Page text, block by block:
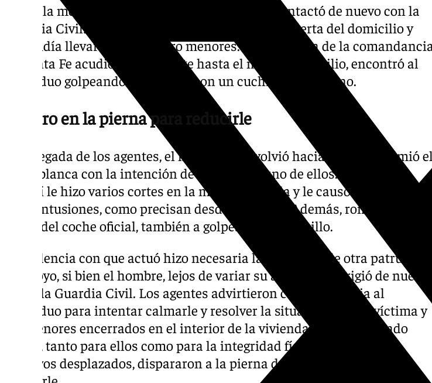
Hacia la medianoche, sin embargo, la víctima contactó de nuevo con la
Guardia Civil: el hombre ya se encontraba en la puerta del domicilio y
pretendía llevarse a los cuatro menores. Una patrulla de la comandancia
de Santa Fe acudió rápidamente hasta el mismo domicilio, encontró al
individuo golpeando la puerta y con un cuchillo en la mano.
Un tiro en la pierna para reducirle
A la llegada de los agentes, el hombre se revolvió hacia ellos y esgrimió el
arma blanca con la intención de apuñalar a uno de ellos. No lo logró,
pero sí le hizo varios cortes en la mano izquierda y le causó diversas
policontusiones, como precisan desde el cuerpo. Además, rompió varias
lunas del coche oficial, también a golpes con el cuchillo.
La violencia con que actuó hizo necesaria la presencia de otra patrulla
de apoyo, si bien el hombre, lejos de variar su actitud, se dirigió de nuevo
hacia la Guardia Civil. Los agentes advirtieron con insistencia al
individuo para intentar calmarle y resolver la situación, con la víctima y
los menores encerrados en el interior de la vivienda. Dado el elevado
riesgo, tanto para ellos como para la integridad física de los propios
efectivos desplazados, dispararon a la pierna del agresor a fin de